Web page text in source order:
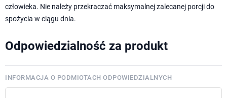
człowieka. Nie należy przekraczać maksymalnej zalecanej porcji do
spożycia w ciągu dnia.
Odpowiedzialność za produkt
INFORMACJA O PODMIOTACH ODPOWIEDZIALNYCH